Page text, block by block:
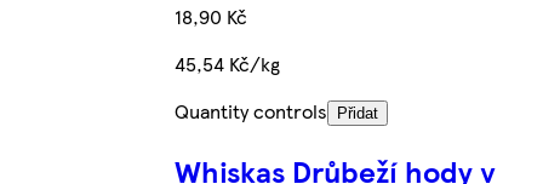
18,90 Kč
45,54 Kč/kg
Quantity controls
Přidat
Whiskas Drůbeží hody v